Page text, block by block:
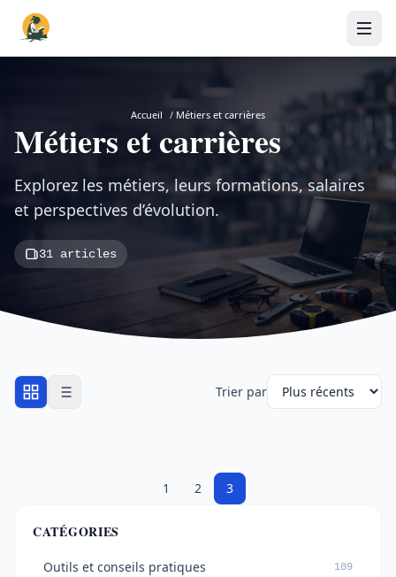
Accueil / Métiers et carrières
Métiers et carrières
Explorez les métiers, leurs formations, salaires
et perspectives d’évolution.
31 articles
Trier par
1 2 3
CATÉGORIES
Outils et conseils pratiques 109